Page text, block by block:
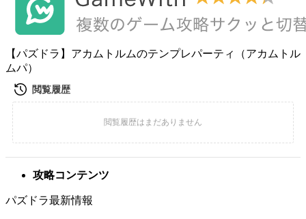
【パズドラ】アカムトルムのテンプレパーティ（アカムトル
ムパ）
攻略コンテンツ
パズドラ最新情報